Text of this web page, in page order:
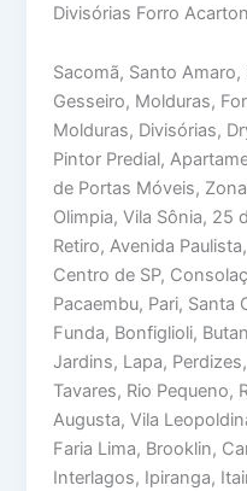
Divisórias Forro
Sacomã, Santo Amaro,
Gesseiro, Molduras,
Molduras, Divisórias,
Pintor Predial,
de Portas Móveis,
Olimpia, Vila Sônia, 25
Retiro, Avenida
Centro de SP,
Pacaembu, Pari, Santa
Funda, Bonfiglioli,
Jardins, Lapa,
Tavares, Rio Pequeno,
Augusta, Vila
Faria Lima, Brooklin,
Interlagos, Ipiranga,